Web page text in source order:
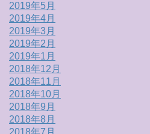
2019年5月
2019年4月
2019年3月
2019年2月
2019年1月
2018年12月
2018年11月
2018年10月
2018年9月
2018年8月